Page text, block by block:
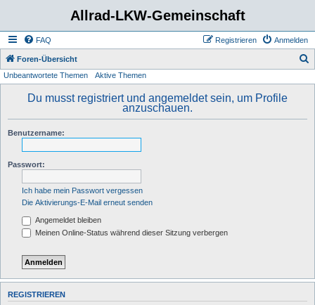
Allrad-LKW-Gemeinschaft
FAQ Anmelden
Registrieren
Foren-Übersicht
Unbeantwortete Themen Aktive Themen
Du musst registriert und angemeldet sein, um Profile
anzuschauen.
Benutzername:
Passwort:
Ich habe mein Passwort vergessen
Die Aktivierungs-E-Mail erneut senden
Angemeldet bleiben
Meinen Online-Status während dieser Sitzung verbergen
REGISTRIEREN